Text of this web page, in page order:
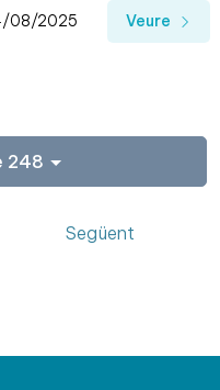
08/2025 Veure
248
Següent